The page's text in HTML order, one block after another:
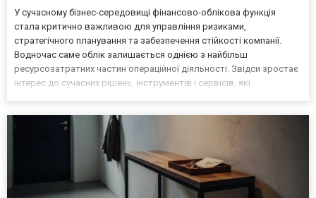
У сучасному бізнес-середовищі фінансово-облікова функція
стала критично важливою для управління ризиками,
стратегічного планування та забезпечення стійкості компанії.
Водночас саме облік залишається однією з найбільш
ресурсозатратних частин операційної діяльності. Звідси зростає
інтерес до сучасних рішень, інструментів і сервісів, які